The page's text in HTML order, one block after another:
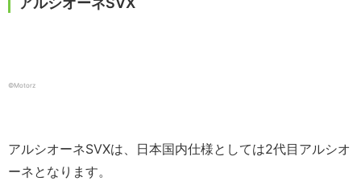
©️Motorz
アルシオーネSVXは、日本国内仕様としては2代目アルシオ
ーネとなります。